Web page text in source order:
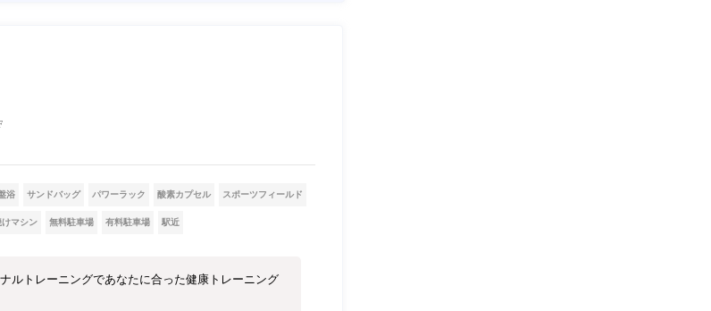
浴 サンドバッグ パワーラック 酸素カプセル スポーツフィールド
けマシン 無料駐車場 有料駐車場 駅近
ルトレーニングであなたに合った健康トレーニング